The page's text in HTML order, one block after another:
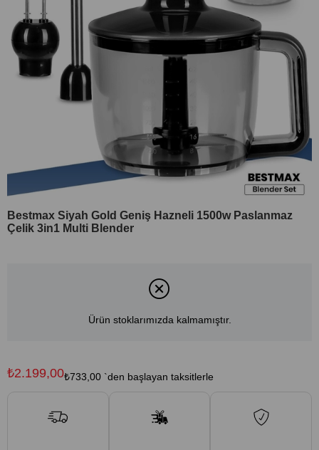
Bestmax Siyah Gold Geniş Hazneli 1500w Paslanmaz
Çelik 3in1 Multi Blender
Ürün stoklarımızda kalmamıştır.
₺2.199,00₺733,00 `den başlayan taksitlerle